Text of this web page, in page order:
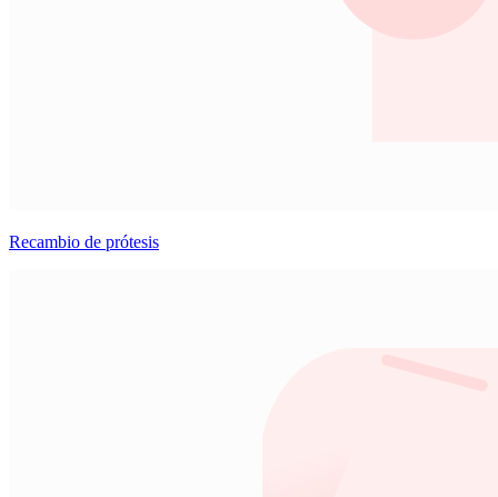
Recambio de prótesis